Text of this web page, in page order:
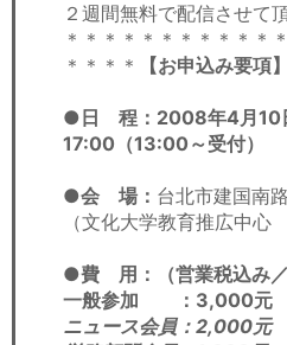
２週間無料で配信させて
＊＊＊＊＊＊＊＊＊＊＊
＊＊＊＊
【お申込み要項】
●日 程：2008年4月10
17:00（13:00～受付）
●会 場： 台北市建国南
（文化大学教育推広中
●費 用：（営業税込み／
一般参加 ：3,000元
ニュース会員：2,000元